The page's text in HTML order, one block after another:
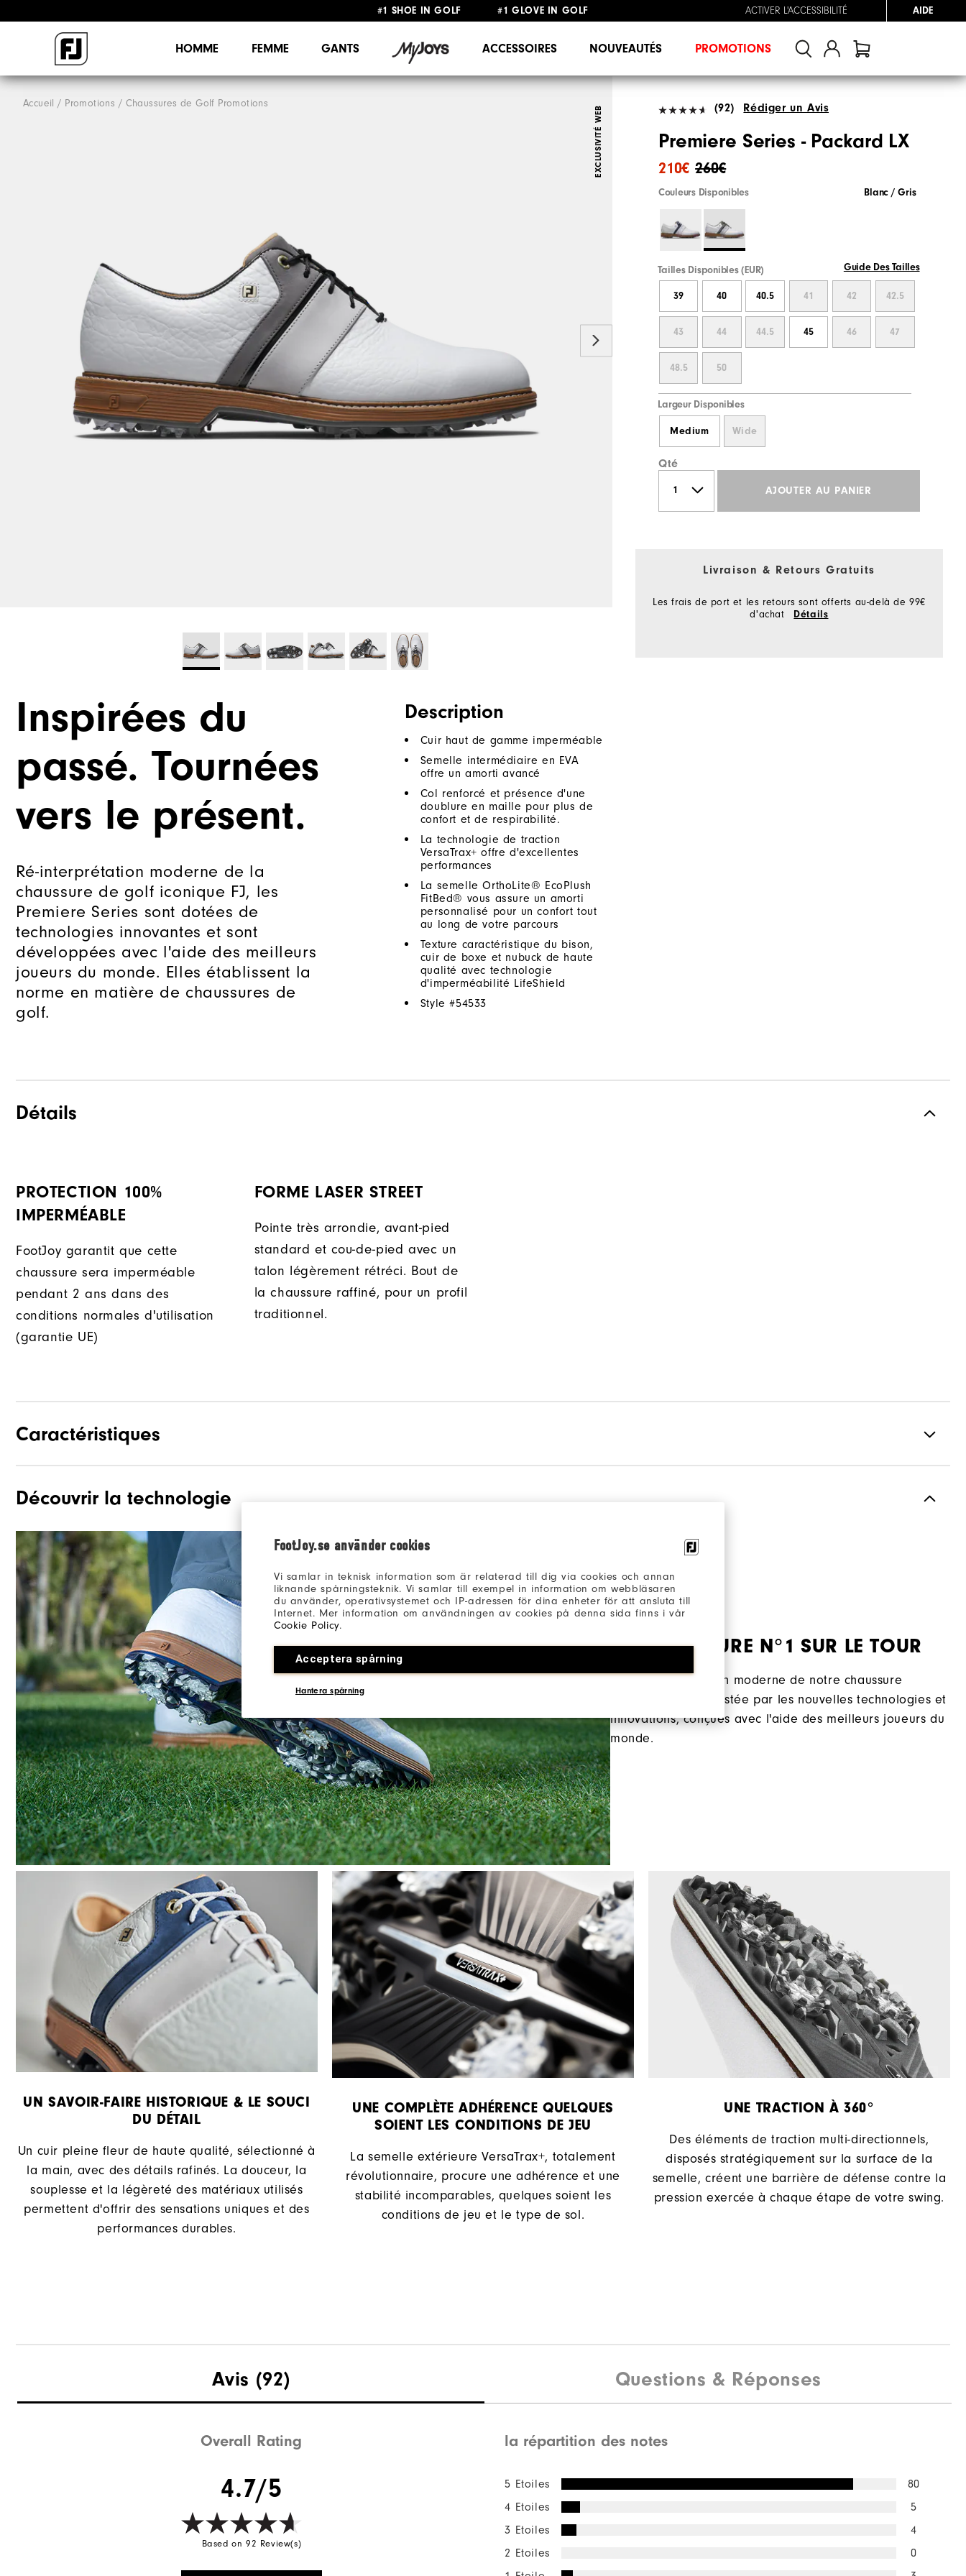
FootJoy.se använder cookies
Vi samlar in teknisk information som är relaterad till dig via cookies och annan
liknande spårningsteknik. Vi samlar till exempel in information om webbläsaren
du använder, operativsystemet och IP-adressen för dina enheter för att ansluta till
Internet. Mer information om användningen av cookies på denna sida finns i vår
Cookie Policy.
Acceptera spårning
Hantera spårning
#1 SHOE IN GOLF #1 GLOVE IN GOLF
ACTIVER L'ACCESSIBILITÉ AIDE
HOMME FEMME GANTS ACCESSOIRES NOUVEAUTÉS PROMOTIONS
Accueil Promotions Chaussures de Golf Promotions
EXCLUSIVITÉ WEB (92) Rédiger un Avis
Premiere Series - Packard LX
260€
210€
Couleurs Disponibles Blanc / Gris
Tailles Disponibles (EUR) Guide Des Tailles
39 40 40.5 41 42 42.5
43 44 44.5 45 46 47
48.5 50
Largeur Disponibles
Medium Wide
Qté
AJOUTER AU PANIER
Livraison & Retours Gratuits
Les frais de port et les retours sont offerts au-delà de 99€
d'achat
Détails
Inspirées du
passé. Tournées
vers le présent.
Ré-interprétation moderne de la
chaussure de golf iconique FJ, les
Premiere Series sont dotées de
technologies innovantes et sont
développées avec l'aide des meilleurs
joueurs du monde. Elles établissent la
norme en matière de chaussures de
golf.
Description
Cuir haut de gamme imperméable
Semelle intermédiaire en EVA
offre un amorti avancé
Col renforcé et présence d'une
doublure en maille pour plus de
confort et de respirabilité.
La technologie de traction
VersaTrax+ offre d'excellentes
performances
La semelle OrthoLite® EcoPlush
FitBed® vous assure un amorti
personnalisé pour un confort tout
au long de votre parcours
Texture caractéristique du bison,
cuir de boxe et nubuck de haute
qualité avec technologie
d'imperméabilité LifeShield
Style #54533
Détails
PROTECTION 100%
IMPERMÉABLE
FootJoy garantit que cette
chaussure sera imperméable
pendant 2 ans dans des
conditions normales d'utilisation
(garantie UE)
FORME LASER STREET
Pointe très arrondie, avant-pied
standard et cou-de-pied avec un
talon légèrement rétréci. Bout de
la chaussure raffiné, pour un profil
traditionnel.
Caractéristiques
Adhérence Spiked
Amorti
Découvrir la technologie
LA CHAUSSURE N°1 SUR LE TOUR
Une réinterprétation moderne de notre chaussure
emblématique, boostée par les nouvelles technologies et
innovations, conçues avec l'aide des meilleurs joueurs du
monde.
UN SAVOIR-FAIRE HISTORIQUE & LE SOUCI
DU DÉTAIL
Un cuir pleine fleur de haute qualité, sélectionné à
la main, avec des détails rafinés. La douceur, la
souplesse et la légèreté des matériaux utilisés
permettent d'offrir des sensations uniques et des
performances durables.
UNE COMPLÈTE ADHÉRENCE QUELQUES
SOIENT LES CONDITIONS DE JEU
La semelle extérieure VersaTrax+, totalement
révolutionnaire, procure une adhérence et une
stabilité incomparables, quelques soient les
conditions de jeu et le type de sol.
UNE TRACTION À 360°
Des éléments de traction multi-directionnels,
disposés stratégiquement sur la surface de la
semelle, créent une barrière de défense contre la
pression exercée à chaque étape de votre swing.
Avis (92) Questions & Réponses
Overall Rating
4.7/5
Based on 92 Review(s)
la répartition des notes
5 Etoiles
80
4 Etoiles
5
3 Etoiles
4
2 Etoiles
0